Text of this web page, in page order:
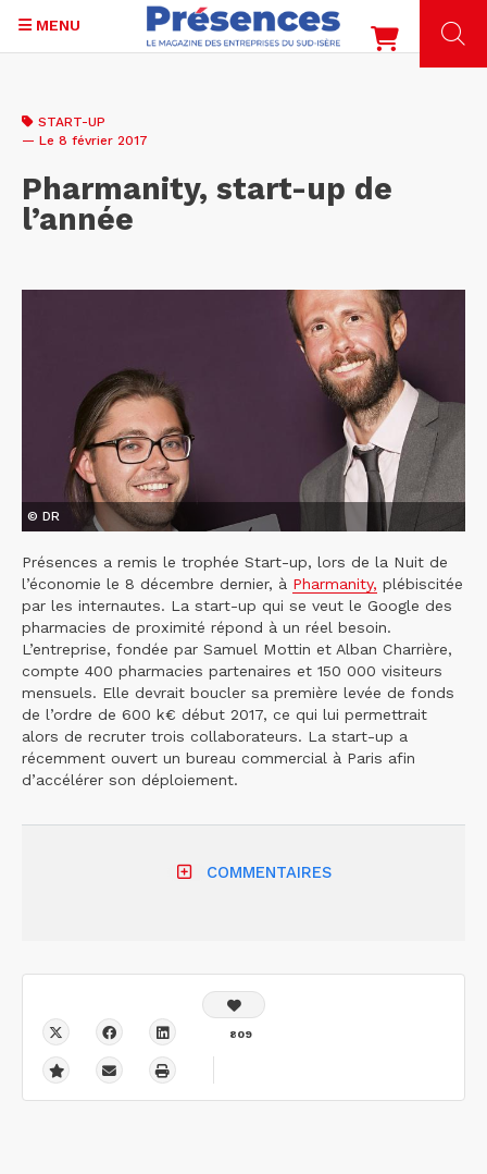
contenu
MENU
START-UP
— Le 8 février 2017
Pharmanity, start-up de
l’année
© DR
Présences a remis le trophée Start-up, lors de la Nuit de
l’économie le 8 décembre dernier, à Pharmanity, plébiscitée
par les internautes. La start-up qui se veut le Google des
pharmacies de proximité répond à un réel besoin.
L’entreprise, fondée par Samuel Mottin et Alban Charrière,
compte 400 pharmacies partenaires et 150 000 visiteurs
mensuels. Elle devrait boucler sa première levée de fonds
de l’ordre de 600 k€ début 2017, ce qui lui permettrait
alors de recruter trois collaborateurs. La start-up a
récemment ouvert un bureau commercial à Paris afin
d’accélérer son déploiement.
COMMENTAIRES
809